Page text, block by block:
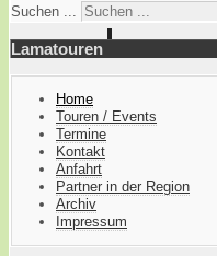
Suchen ...
Lamatouren
Home
Touren / Events
Termine
Kontakt
Anfahrt
Partner in der Region
Archiv
Impressum